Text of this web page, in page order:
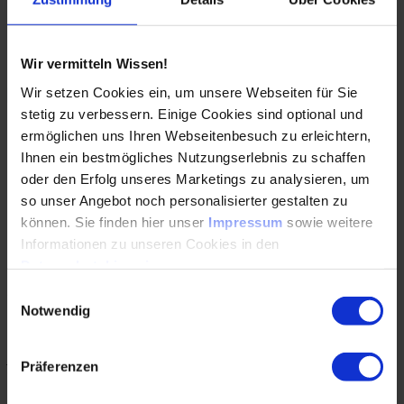
Wir vermitteln Wissen!
Wir setzen Cookies ein, um unsere Webseiten für Sie
stetig zu verbessern. Einige Cookies sind optional und
ermöglichen uns Ihren Webseitenbesuch zu erleichtern,
Ihnen ein bestmögliches Nutzungserlebnis zu schaffen
oder den Erfolg unseres Marketings zu analysieren, um
so unser Angebot noch personalisierter gestalten zu
können. Sie finden hier unser Impressum sowie weitere
Informationen zu unseren Cookies in den
Notwendig
Präferenzen
Schematische Darstellung der iterativen
wiederholt, bis die Zielbetriebszeit – in diesem Fall 5.000
Ein zentrales Merkmal des Simulationsmodells ist die
jeder HD-Zelle wird die Rauheit als Funktion der
Verschleißtiefe kontinuierlich angepasst. Grundlage hierfür